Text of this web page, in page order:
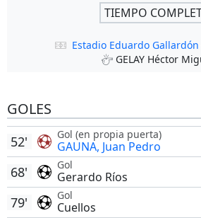
TIEMPO
Estadio Eduardo Gallardón
GELAY Héctor
GOLES
Gol (en propia puerta)
GAUNA, Juan Pedro
52'
Gol
Gerardo Ríos
68'
Gol
Cuellos
79'